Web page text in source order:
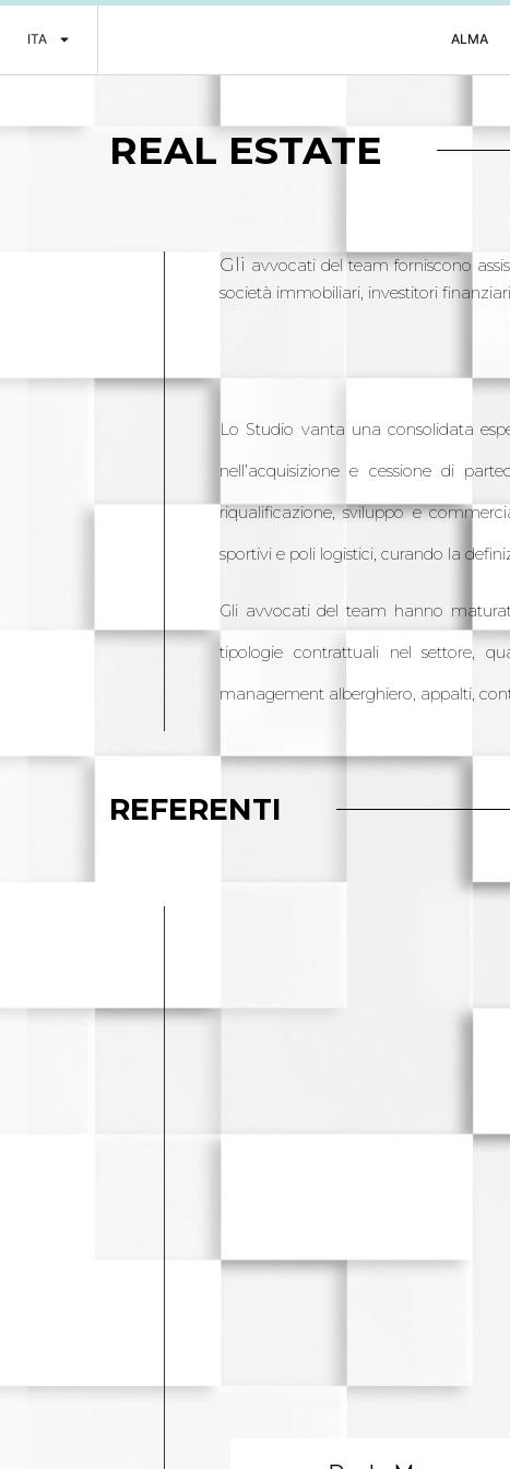
ITA ALMA
REAL ESTATE
Gli avvocati del team forniscono
società immobiliari, investitori
Lo Studio vanta una consolidata
nell’acquisizione e cessione di
riqualificazione, sviluppo e
sportivi e poli logistici, curando la
Gli avvocati del team hanno
tipologie contrattuali nel settore,
management alberghiero, appalti,
REFERENTI